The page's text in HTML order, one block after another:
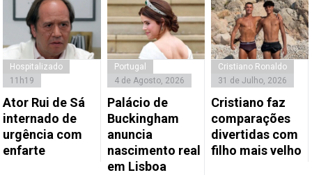
Hospitalizado
11h19
Ator Rui de Sá
internado de
urgência com
enfarte
Portugal
4 de Agosto, 2026
Palácio de
Buckingham
anuncia
nascimento real
em Lisboa
Cristiano Ronaldo
31 de Julho, 2026
Cristiano faz
comparações
divertidas com
filho mais velho